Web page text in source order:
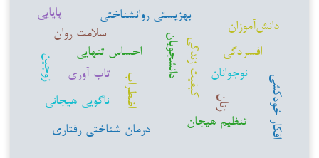
اضطراب
دانشجویانکیفیت زندگی نوجوانان
افسردگی
بهزیستی روانشناختی
دانش‌آموزان
زنان
تنظیم هیجان
درمان شناختی رفتاری
ناگویی هیجانی
احساس تنهایی
زوجین
افکار خودکشی
تاب آوری
سلامت روان
پایایی